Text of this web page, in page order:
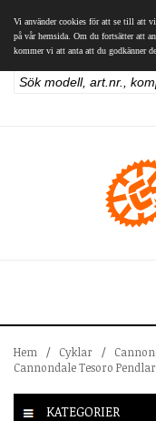
Vi använder cookies för att se till att
på vår hemsida. Om du fortsätter att
kommer vi att anta att du godkänner
Hem / Cyklar /
Cannondale Tesoro
KATEGORIER